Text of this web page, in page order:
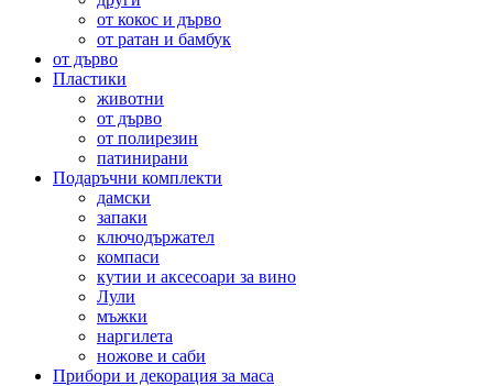
от кокос и дърво
от ратан и бамбук
от дърво
Пластики
животни
от дърво
от полирезин
патинирани
Подаръчни комплекти
дамски
запаки
ключодържател
компаси
кутии и аксесоари за вино
Лули
мъжки
наргилета
ножове и саби
Прибори и декорация за маса